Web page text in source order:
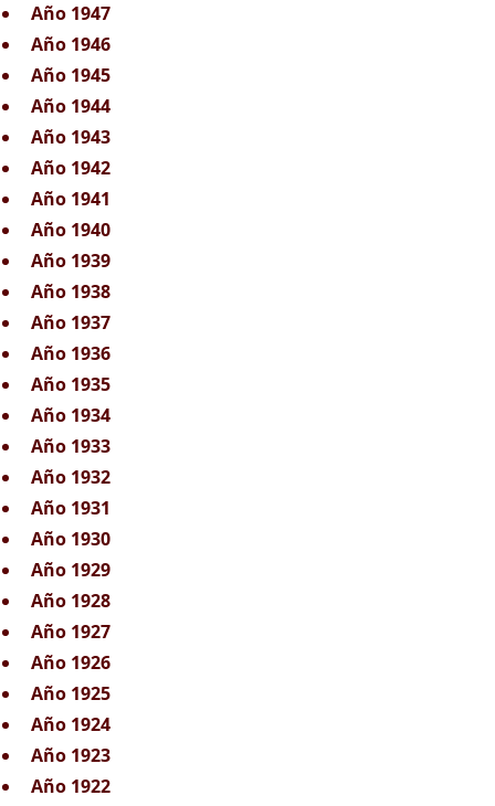
Año 1947
Año 1946
Año 1945
Año 1944
Año 1943
Año 1942
Año 1941
Año 1940
Año 1939
Año 1938
Año 1937
Año 1936
Año 1935
Año 1934
Año 1933
Año 1932
Año 1931
Año 1930
Año 1929
Año 1928
Año 1927
Año 1926
Año 1925
Año 1924
Año 1923
Año 1922